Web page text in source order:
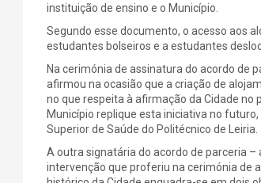
instituição de ensino e o Município.
Segundo esse documento, o acesso aos
estudantes bolseiros e a estudantes
Na cerimónia de assinatura do acordo de
afirmou na ocasião que a criação de
no que respeita à afirmação da Cidade no
Município replique esta iniciativa no
Superior de Saúde do Politécnico de Leiria.
A outra signatária do acordo de parceria –
intervenção que proferiu na cerimónia de